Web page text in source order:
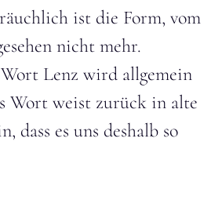
ist die Form, vom
nicht mehr.
Lenz wird allgemein
Wort weist zurück in alte
dass es uns deshalb so